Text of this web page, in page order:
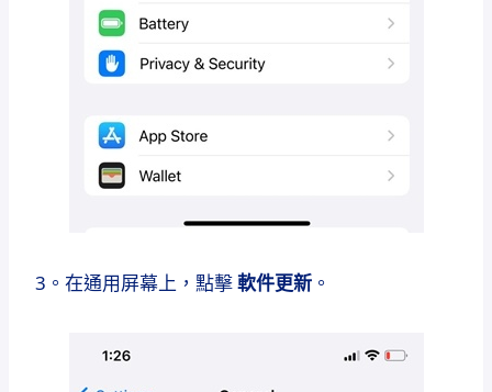
3。在通用屏幕上，點擊軟件更新 。